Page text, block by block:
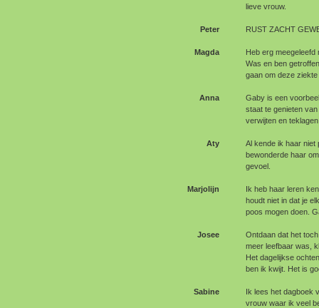
lieve vrouw.
Peter RUST ZACHT
Magda
Heb erg
Was en ben
gaan om deze
Anna
Gaby is een
staat te genieten
verwijten en
Aty
Al kende ik haar niet
bewonderde haar
gevoel.
Marjolijn
Ik heb haar leren
houdt niet in dat je
poos mogen doen.
Josee
Ontdaan dat het
meer leefbaar was,
Het dagelijkse
ben ik kwijt. Het is
Sabine
Ik lees het dagboek
vrouw waar ik veel